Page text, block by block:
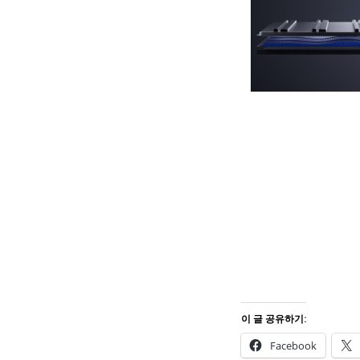
이 글 공유하기:
Facebook